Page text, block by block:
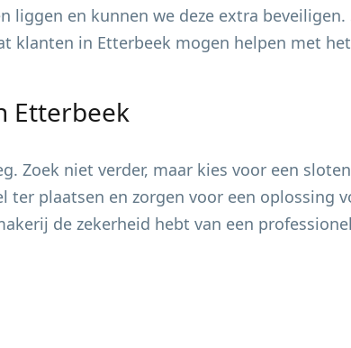
liggen en kunnen we deze extra
klanten in Etterbeek mogen helpen met
Etterbeek
Zoek niet verder, maar kies voor een
plaatsen en zorgen voor een oplossing
de zekerheid hebt van een